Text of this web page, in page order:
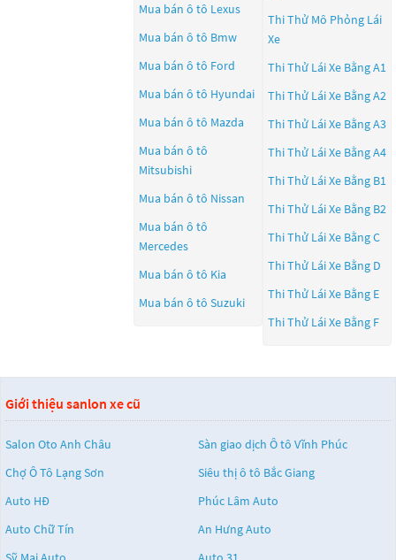
Mua bán ô tô Lexus
Mua bán ô tô Bmw
Mua bán ô tô Ford
Mua bán ô tô Hyundai
Mua bán ô tô Mazda
Mua bán ô tô
Mitsubishi
Mua bán ô tô Nissan
Mua bán ô tô
Mercedes
Mua bán ô tô Kia
Mua bán ô tô Suzuki
Thi Thử Mô Phỏng Lái
Xe
Thi Thử Lái Xe Bằng A1
Thi Thử Lái Xe Bằng A2
Thi Thử Lái Xe Bằng A3
Thi Thử Lái Xe Bằng A4
Thi Thử Lái Xe Bằng B1
Thi Thử Lái Xe Bằng B2
Thi Thử Lái Xe Bằng C
Thi Thử Lái Xe Bằng D
Thi Thử Lái Xe Bằng E
Thi Thử Lái Xe Bằng F
Giới thiệu sanlon xe cũ
Salon Oto Anh Châu
Sàn giao dịch Ô tô Vĩnh Phúc
Chợ Ô Tô Lạng Sơn
Siêu thị ô tô Bắc Giang
Auto HĐ
Phúc Lâm Auto
Auto Chữ Tín
An Hưng Auto